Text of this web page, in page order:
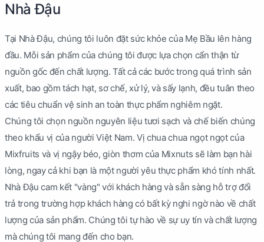
Nhà Đậu
Tại Nhà Đậu, chúng tôi luôn đặt sức khỏe của Mẹ Bầu lên hàng
đầu. Mỗi sản phẩm của chúng tôi được lựa chọn cẩn thận từ
nguồn gốc đến chất lượng. Tất cả các bước trong quá trình sản
xuất, bao gồm tách hạt, sơ chế, xử lý, và sấy lạnh, đều tuân theo
các tiêu chuẩn vệ sinh an toàn thực phẩm nghiêm ngặt.
Chúng tôi chọn nguồn nguyên liệu tươi sạch và chế biến chúng
theo khẩu vị của người Việt Nam. Vị chua chua ngọt ngọt của
Mixfruits và vị ngậy béo, giòn thơm của Mixnuts sẽ làm bạn hài
lòng, ngay cả khi bạn là một người yêu thực phẩm khó tính nhất.
Nhà Đậu cam kết "vàng" với khách hàng và sẵn sàng hỗ trợ đổi
trả trong trường hợp khách hàng có bất kỳ nghi ngờ nào về chất
lượng của sản phẩm. Chúng tôi tự hào về sự uy tín và chất lượng
mà chúng tôi mang đến cho bạn.